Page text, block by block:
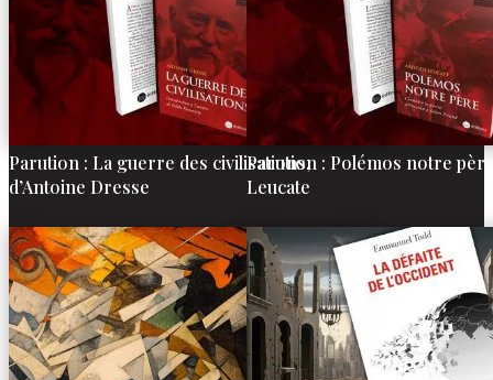
Parution : La guerre des civilisations,
d’Antoine Dresse
Parution : Polémos notre
Leucate